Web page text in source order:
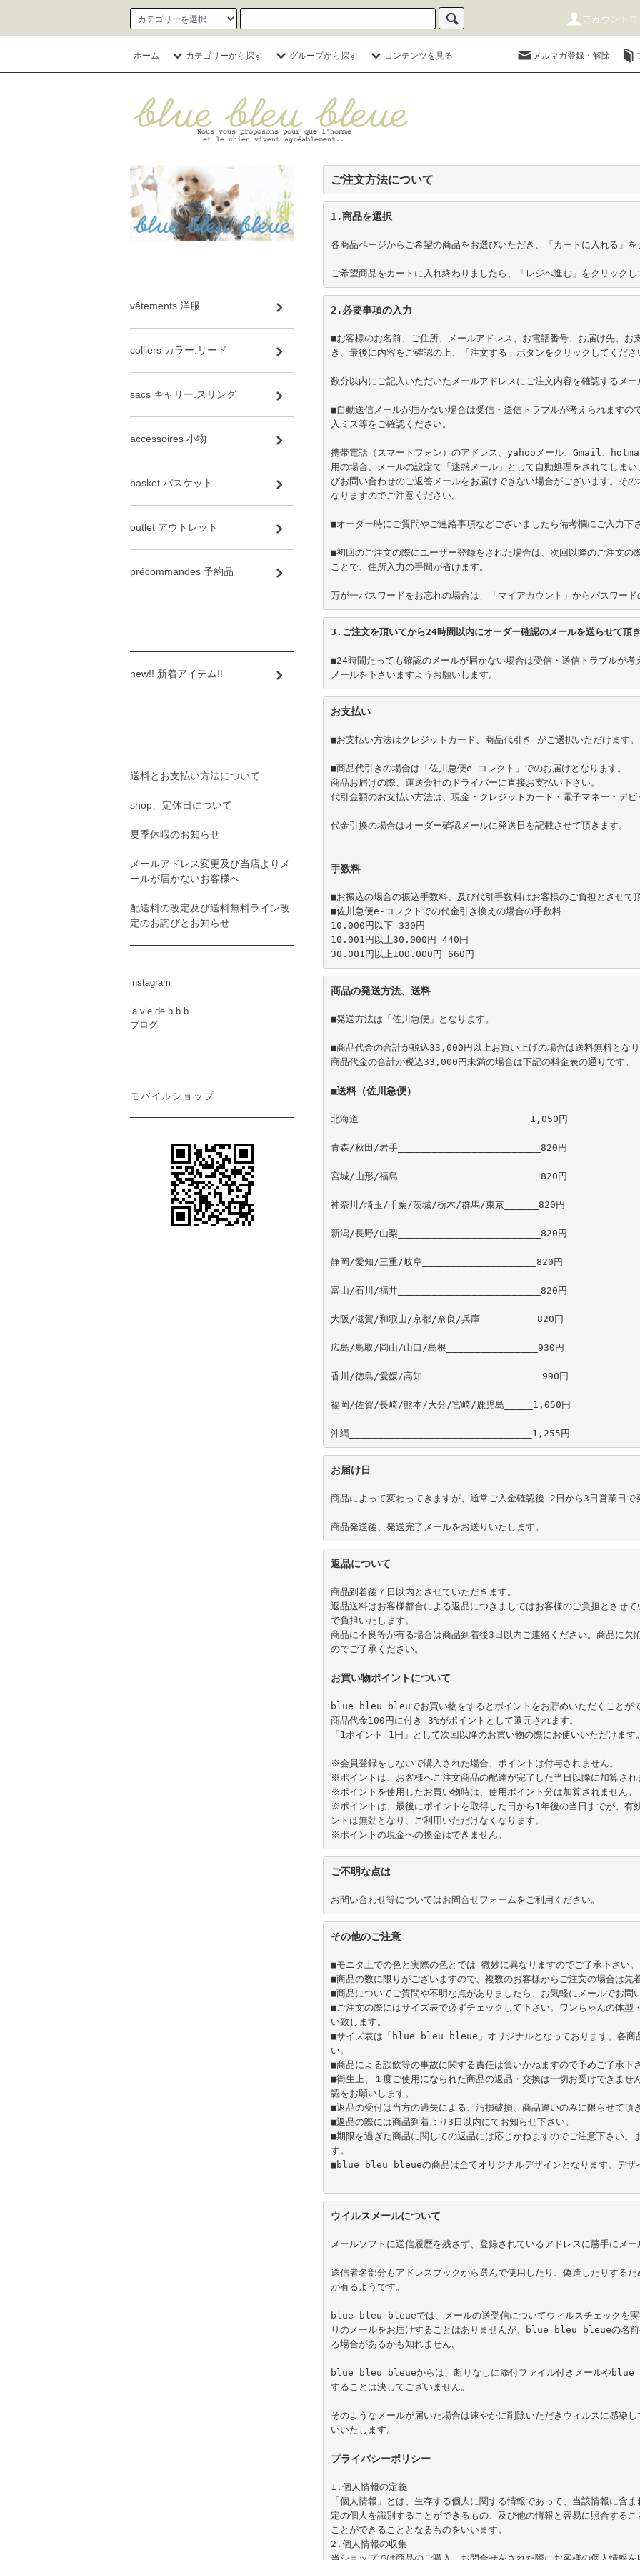
アカウント
ホーム カテゴリーから探す グループから探す コンテンツを見る メルマガ登録・解除
ご注文方法について
1.商品を選択
各商品ページからご希望の商品をお選びいただき、「カートに入れる」
ご希望商品をカートに入れ終わりましたら、「レジへ進む」をクリックし
2.必要事項の入力
■お客様のお名前、ご住所、メールアドレス、お電話番号、お届け先、
き、最後に内容をご確認の上、「注文する」ボタンをクリックしてくだ
数分以内にご記入いただいたメールアドレスにご注文内容を確認するメ
■自動送信メールが届かない場合は受信・送信トラブルが考えられます
入ミス等をご確認ください。
携帯電話（スマートフォン）のアドレス、yahooメール、Gmail、
用の場合、メールの設定で「迷惑メール」として自動処理をされてし
びお問い合わせのご返答メールをお届けできない場合がございます。そ
なりますのでご注意ください。
■オーダー時にご質問やご連絡事項などございましたら備考欄にご入力下
■初回のご注文の際にユーザー登録をされた場合は、次回以降のご注文の
ことで、住所入力の手間が省けます。
万が一パスワードをお忘れの場合は、「マイアカウント 」からパスワー
3.ご注文を頂いてから24時間以内にオーダー確認のメールを送らせて頂
■24時間たっても確認のメールが届かない場合は受信・送信トラブルが
お支払い
■お支払い方法はクレジットカード、商品代引き がご選択いただけます。
■商品代引きの場合は「佐川急便e-コレクト」でのお届けとなります。
商品お届けの際、運送会社のドライバーに直接お支払い下さい。
代引金額のお支払い方法は、現金・クレジットカード・電子マネー・デ
代金引換の場合はオーダー確認メールに発送日を記載させて頂きます。
手数料
■お振込の場合の振込手数料、及び代引手数料はお客様のご負担とさせて
■佐川急便e-コレクトでの代金引き換えの場合の手数料
10.000円以下 330円
10.001円以上30.000円 440円
30.001円以上100.000円 660円
商品の発送方法、送料
■発送方法は「佐川急便」となります。
■商品代金の合計が税込33,000円以上お買い上げの場合は送料無料とな
商品代金の合計が税込33,000円未満の場合は下記の料金表の通りです。
■送料（佐川急便）
北海道______________________________1,050円
青森/秋田/岩手_________________________820円
宮城/山形/福島_________________________820円
神奈川/埼玉/千葉/茨城/栃木/群馬/東京______820円
新潟/長野/山梨_________________________820円
静岡/愛知/三重/岐阜____________________820円
富山/石川/福井_________________________820円
大阪/滋賀/和歌山/京都/奈良/兵庫__________820円
広島/鳥取/岡山/山口/島根________________930円
香川/徳島/愛媛/高知_____________________990円
福岡/佐賀/長崎/熊本/大分/宮崎/鹿児島_____1,050円
沖縄________________________________1,255円
お届け日
商品によって変わってきますが、通常ご入金確認後 2日から3日営業日で
返品について
商品到着後７日以内とさせていただきます。
返品送料はお客様都合による返品につきましてはお客様のご負担とさせ
で負担いたします。
商品に不良等が有る場合は商品到着後3日以内ご連絡ください。商品に欠
のでご了承ください。
お買い物ポイントについて
blue bleu bleuでお買い物をするとポイントをお貯めいただくことが
商品代金100円に付き 3%がポイントとして還元されます。
「1ポイント=1円」として次回以降のお買い物の際にお使いいただけます
※会員登録をしないで購入された場合、ポイントは付与されません。
※ポイントは、お客様へご注文商品の配達が完了した当日以降に加算され
※ポイントを使用したお買い物時は、使用ポイント分は加算されません。
※ポイントは、最後にポイントを取得した日から1年後の当日までが、有
ントは無効となり、ご利用いただけなくなります。
※ポイントの現金への換金はできません。
ご不明な点は
お問い合わせ等についてはお問合せフォーム
その他のご注意
■モニタ上での色と実際の色とでは 微妙に異なりますのでご了承下さい。
■商品の数に限りがございますので、複数のお客様からご注文の場合は先
■商品についてご質問や不明な点がありましたら、お気軽にメールでお問
■ご注文の際にはサイズ表で必ずチェックして下さい。ワンちゃんの体型
い致します。
■サイズ表は「blue bleu bleue」オリジナルとなっております。各商
い。
■商品による誤飲等の事故に関する責任は負いかねますので予めご了承下
■衛生上、１度ご使用になられた商品の返品・交換は一切お受けできませ
認をお願いします。
■返品の受付は当方の過失による、汚損破損、商品違いのみに限らせて頂
■返品の際には商品到着より3日以内にてお知らせ下さい。
■期限を過ぎた商品に関しての返品には応じかねますのでご注意下さい。
す。
■blue bleu bleueの商品は全てオリジナルデザインとなります。デザ
ウイルスメールについて
メールソフトに送信履歴を残さず、登録されているアドレスに勝手にメ
送信者名部分もアドレスブックから選んで使用したり、偽造したりする
が有るようです。
blue bleu bleueでは、メールの送受信についてウィルスチェックを実
りのメールをお届けすることはありませんが、blue bleu bleueの名前
る場合があるかも知れません。
blue bleu bleueからは、断りなしに添付ファイル付きメールや
することは決してございません。
そのようなメールが届いた場合は速やかに削除いただきウィルスに感染
いいたします。
プライバシーポリシー
1.個人情報の定義
「個人情報」とは、生存する個人に関する情報であって、当該情報に含
定の個人を識別することができるもの、及び他の情報と容易に照合する
ことができることとなるものをいいます。
2.個人情報の収集
当ショップでは商品のご購入、お問合せをされた際にお客様の個人情報
vêtements 洋服
colliers カラー.リード
sacs キャリー.スリング
accessoires 小物
basket バスケット
outlet アウトレット
précommandes 予約品
new!! 新着アイテム!!
送料とお支払い方法について
shop、定休日について
夏季休暇のお知らせ
メールアドレス変更及び当店よりメ
ールが届かないお客様へ
配送料の改定及び送料無料ライン改
定のお詫びとお知らせ
instagram
la vie de b.b.b
ブログ
モバイルショップ